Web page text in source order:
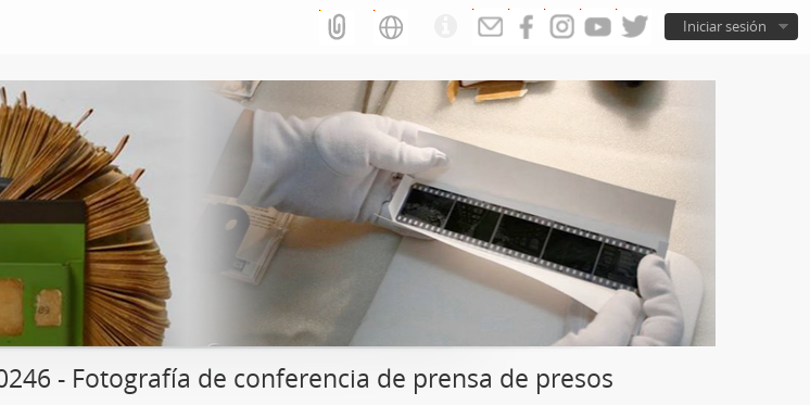
Iniciar sesión
- Fotografía de conferencia de prensa de presos